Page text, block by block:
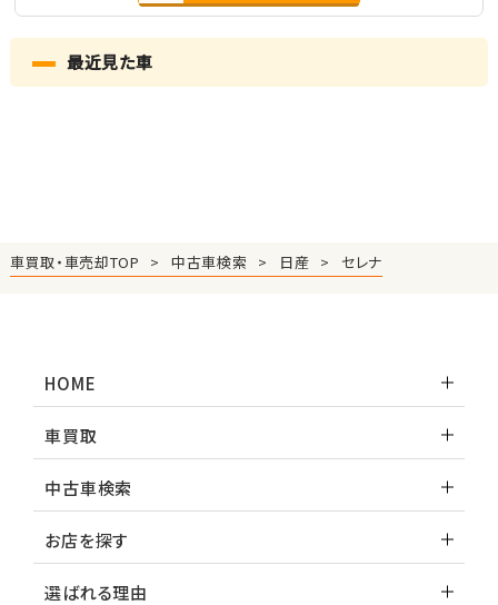
最近見た車
車買取・車売却TOP 中古車検索 日産 セレナ
HOME
車買取
中古車検索
お店を探す
選ばれる理由